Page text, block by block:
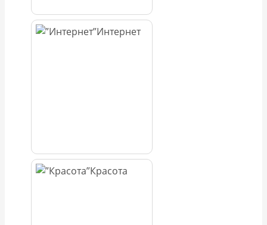
Интернет
Красота